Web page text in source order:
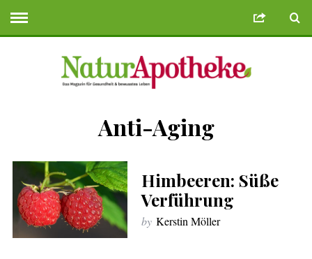
Deneme Bonusu Veren Siteler
Anti-Aging
Himbeeren: Süße
Verführung
by Kerstin Möller